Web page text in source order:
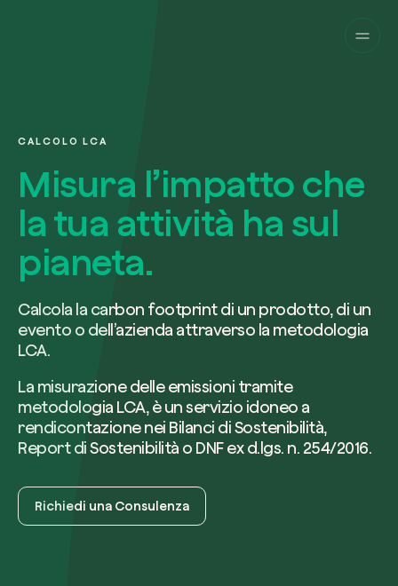
CALCOLO LCA
Misura l’impatto che
la tua attività ha sul
pianeta.
Calcola la carbon footprint di un prodotto, di un
evento o dell’azienda attraverso la metodologia
LCA.
La misurazione delle emissioni tramite
metodologia LCA, è un servizio idoneo a
rendicontazione nei Bilanci di Sostenibilità,
Report di Sostenibilità o DNF ex d.lgs. n. 254/2016.
Richiedi una Consulenza
dashboard dedicata per gestire e
l’impatto che hai generato.
Compila il modulo per ricevere una
consulenza personalizzata dal nostro
esperti.
Nome e Cognome*
Azienda*